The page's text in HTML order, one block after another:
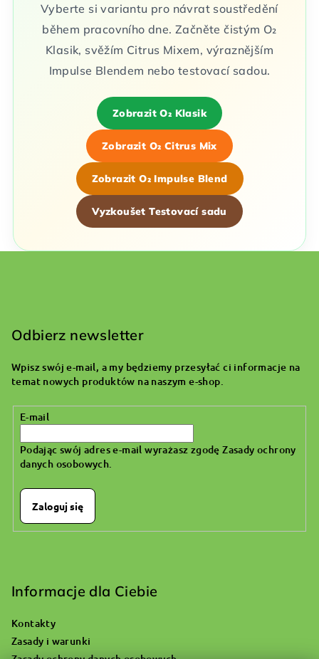
Vyberte si variantu pro návrat soustředění
během pracovního dne. Začněte čistým O₂
Klasik, svěžím Citrus Mixem, výraznějším
Impulse Blendem nebo testovací sadou.
Zobrazit O₂ Klasik
Zobrazit O₂ Citrus Mix
Zobrazit O₂ Impulse Blend
Vyzkoušet Testovací sadu
Odbierz newsletter
Wpisz swój e-mail, a my będziemy przesyłać ci informacje na
temat nowych produktów na naszym e-shop.
E-mail
Podając swój adres e-mail wyrażasz zgodęZasady ochrony
danych osobowych
Zaloguj się
Informacje dla Ciebie
Kontakty
Zasady i warunki